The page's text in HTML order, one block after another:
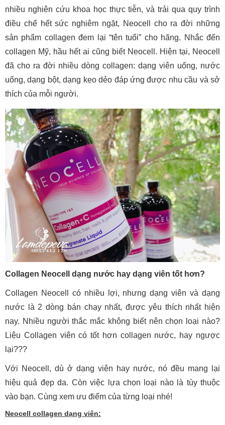
nhiều nghiên cứu khoa học thực tiễn, và trải qua quy trình
điều chế hết sức nghiêm ngặt, Neocell cho ra đời những
sản phẩm collagen đem lại “tên tuổi” cho hãng. Nhắc đến
collagen Mỹ, hầu hết ai cũng biết Neocell. Hiện tại, Neocell
đã cho ra đời nhiều dòng collagen: dạng viên uống, nước
uống, dạng bột, dạng kẹo dẻo đáp ứng được nhu cầu và sở
thích của mỗi người.
Collagen Neocell dạng nước hay dạng viên tốt hơn?
Collagen Neocell có nhiều lợi, nhưng dạng viên và dạng
nước là 2 dòng bán chạy nhất, được yêu thích nhất hiện
nay. Nhiều người thắc mắc không biết nên chọn loại nào?
Liệu Collagen viên có tốt hơn collagen nước, hay ngược
lại???
Với Neocell, dù ở dạng viên hay nước, nó đều mang lại
hiệu quả đẹp da. Còn việc lựa chọn loại nào là tùy thuộc
vào bạn. Cùng xem ưu điểm của từng loại nhé!
Neocell collagen dạng viên: